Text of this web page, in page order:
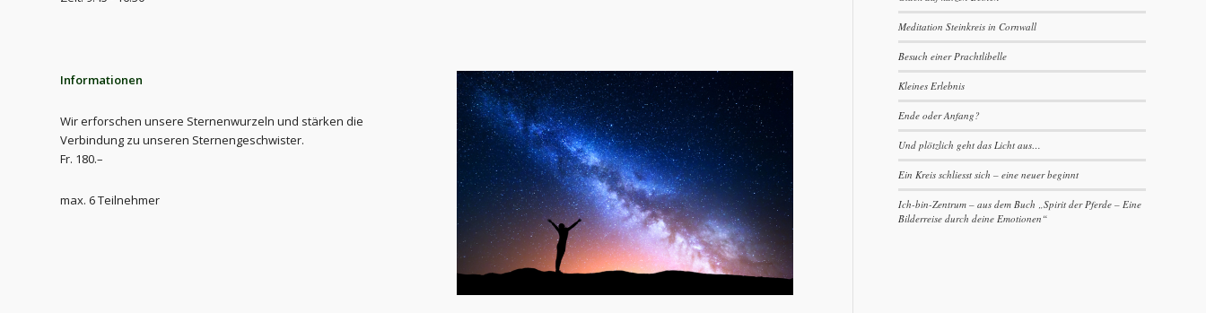
Informationen
Wir erforschen unsere Sternenwurzeln und stärken die
Verbindung zu unseren Sternengeschwister.
Fr. 180.–
max. 6 Teilnehmer
Meditation Steinkreis in Cornwall
Besuch einer Prachtlibelle
Kleines Erlebnis
Ende oder Anfang?
Und plötzlich geht das Licht aus…
Ein Kreis schliesst sich – eine neuer beginnt
Ich-bin-Zentrum – aus dem Buch „Spirit der Pferde – Eine
Bilderreise durch deine Emotionen“